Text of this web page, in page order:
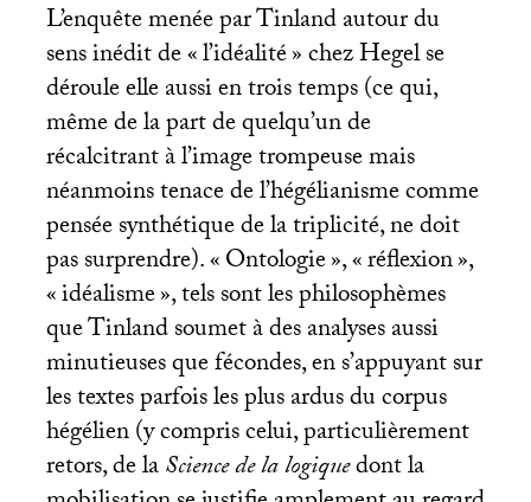
L’enquête menée par Tinland autour du
sens inédit de «l’idéalité» chez Hegel se
déroule elle aussi en trois temps (ce qui,
même de la part de quelqu’un de
récalcitrant à l’image trompeuse mais
néanmoins tenace de l’hégélianisme comme
pensée synthétique de la triplicité, ne doit
pas surprendre). «Ontologie», «réflexion»,
«idéalisme», tels sont les philosophèmes
que Tinland soumet à des analyses aussi
minutieuses que fécondes, en s’appuyant sur
les textes parfois les plus ardus du corpus
hégélien (y compris celui, particulièrement
retors, de laScience de la logiquedont la